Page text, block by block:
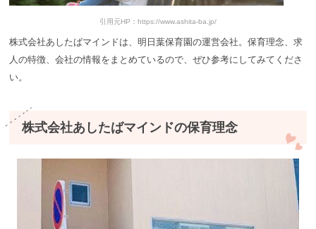
引用元HP：https://www.ashita-ba.jp/
株式会社あしたばマインドは、明日葉保育園の運営会社。保育理念、求
人の特徴、会社の情報をまとめているので、ぜひ参考にしてみてくださ
い。
株式会社あしたばマインドの保育理念